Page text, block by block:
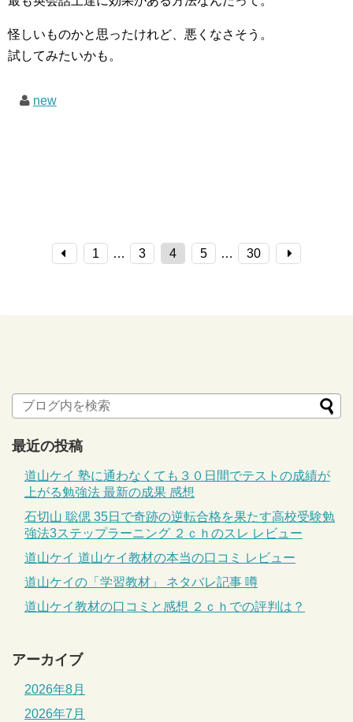
怪しいものかと思ったけれど、悪くなさそう。
試してみたいかも。
new
1 … 3 4 5 … 30
最近の投稿
道山ケイ 塾に通わなくても３０日間でテストの成績が
上がる勉強法 最新の成果 感想
石切山 聡偲 35日で奇跡の逆転合格を果たす高校受験勉
強法3ステップラーニング ２ｃｈのスレ レビュー
道山ケイ 道山ケイ教材の本当の口コミ レビュー
道山ケイの「学習教材」 ネタバレ記事 噂
道山ケイ教材の口コミと感想 ２ｃｈでの評判は？
アーカイブ
2026年8月
2026年7月